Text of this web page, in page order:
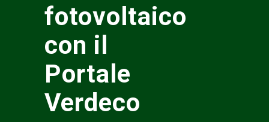
fotovoltaico
con il
Portale
Verdeco